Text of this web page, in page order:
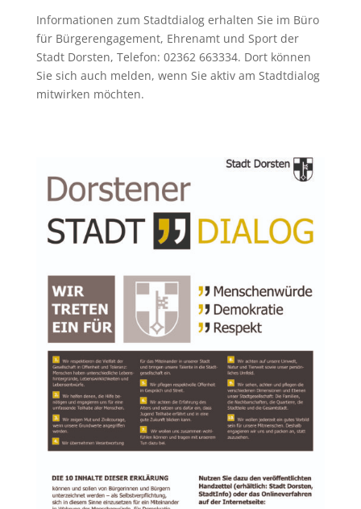
Informationen zum Stadtdialog erhalten Sie im Büro
für Bürgerengagement, Ehrenamt und Sport der
Stadt Dorsten, Telefon: 02362 663334. Dort können
Sie sich auch melden, wenn Sie aktiv am Stadtdialog
mitwirken möchten.